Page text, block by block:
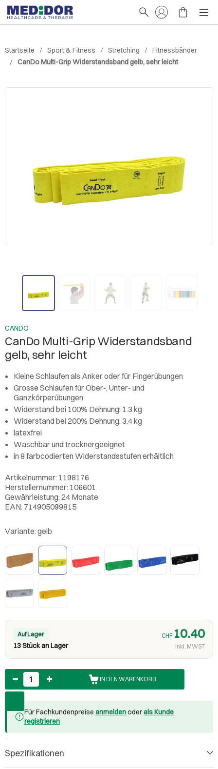
Startseite Sport & Fitness Stretching
Fitnessbänder
CanDo Multi-Grip Widerstandsband gelb, sehr leicht
CANDO
CanDo Multi-Grip Widerstandsband
gelb, sehr leicht
Kleine Schlaufen als Anker oder für Fingerübungen
Grosse Schlaufen für Ober-, Unter- und
Ganzkörperübungen
Widerstand bei 100% Dehnung: 1.3 kg
Widerstand bei 200% Dehnung: 3.4 kg
latexfrei
Waschbar und trocknergeeignet
in 8 farbcodierten Widerstandsstufen erhältlich
Artikelnummer: 1198176
Herstellernummer: 106601
Gewährleistung: 24 Monate
EAN: 714905099815
Variante: gelb
Auf Lager
13 Stück an Lager
CHF 10.40
inkl. MWST
Anzahl
IN DEN WARENKORB
Für Fachkundenpreise anmeldenoderals Kunde
registrieren
Spezifikationen